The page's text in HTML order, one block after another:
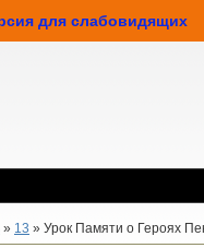
для слабовидящих
» 13 » Урок Памяти о Героях